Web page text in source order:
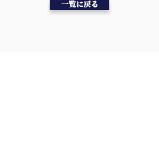
一覧に戻る